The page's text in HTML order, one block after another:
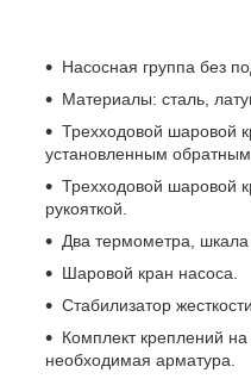
Насосная группа без
Материалы: сталь,
Трехходовой шаровой
установленным
Трехходовой шаровой
рукояткой.
Два термометра,
Шаровой кран насоса.
Стабилизатор
Комплект креплений
необходимая арматура.